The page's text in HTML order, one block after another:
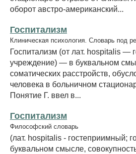
оборот австро-американский...
Госпитализм
Клиническая психология. Словарь под
Госпитализм (от лат. hospitalis —
учреждение) — в буквальном
соматических расстройств,
человека в больничном
Понятие Г. ввел в...
Госпитализм
Философский словарь
(лат. hospitalis - гостеприимный;
буквальном смысле,